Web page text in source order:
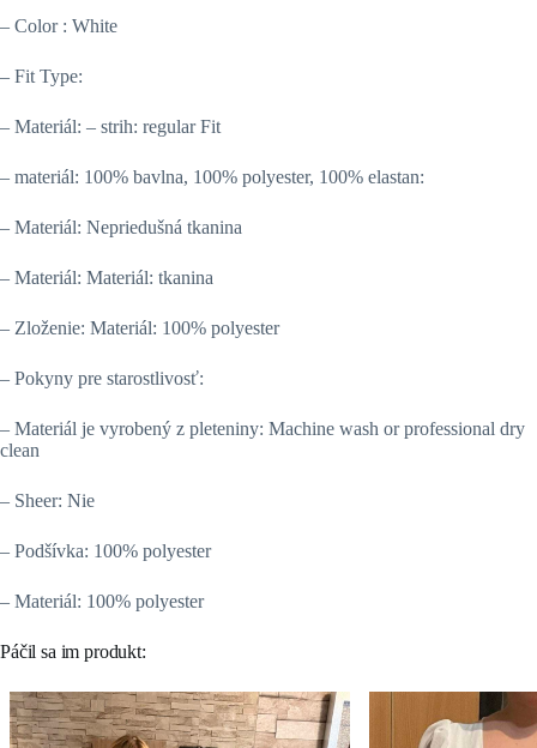
– Color : White
– Fit Type:
– Materiál: – strih: regular Fit
– materiál: 100% bavlna, 100% polyester, 100% elastan:
– Materiál: Nepriedušná tkanina
– Materiál: Materiál: tkanina
– Zloženie: Materiál: 100% polyester
– Pokyny pre starostlivosť:
– Materiál je vyrobený z pleteniny: Machine wash or professional dry
clean
– Sheer: Nie
– Podšívka: 100% polyester
– Materiál: 100% polyester
Páčil sa im produkt: